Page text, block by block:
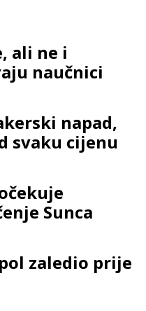
ali ne i
naučnici
napad,
svaku cijenu
Sunca
zaledio prije